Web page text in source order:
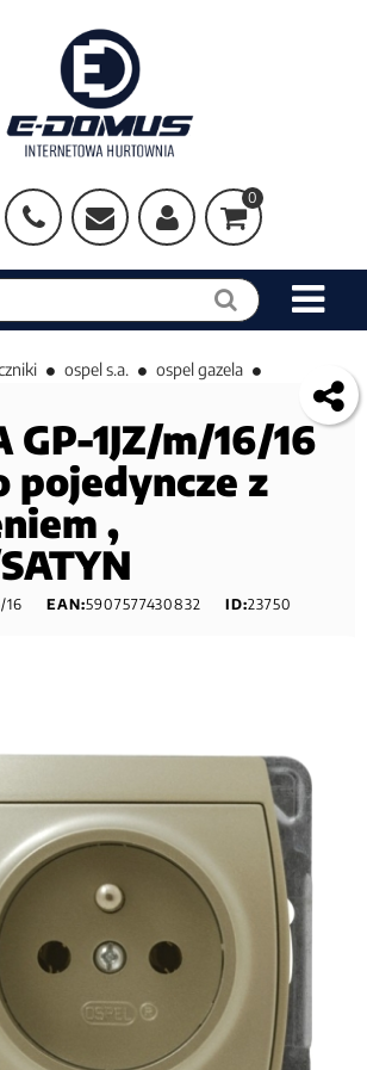
0
ospel s.a. ospel gazela
GP-1JZ/m/16/16
pojedyncze z
,
16 EAN:5907577430832 ID:23750